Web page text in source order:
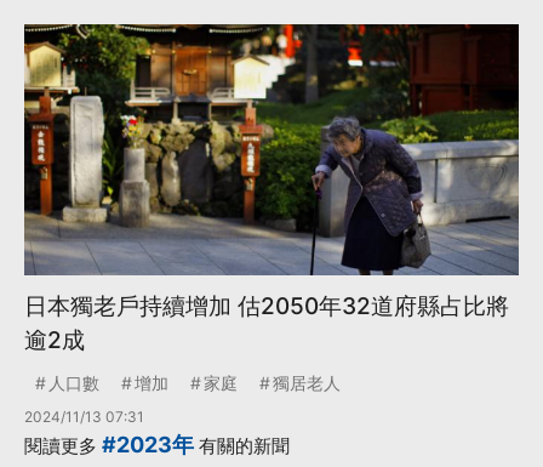
日本獨老戶持續增加 估2050年32道府縣占比將
逾2成
人口數 增加 家庭 獨居老人
2024/11/13 07:31
閱讀更多 #2023年 有關的新聞